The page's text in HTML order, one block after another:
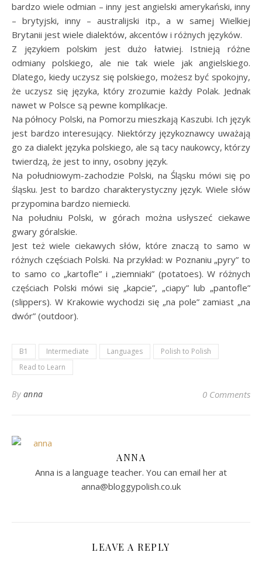
bardzo wiele odmian – inny jest angielski amerykański, inny
– brytyjski, inny – australijski itp., a w samej Wielkiej
Brytanii jest wiele dialektów, akcentów i różnych języków.
Z językiem polskim jest dużo łatwiej. Istnieją różne
odmiany polskiego, ale nie tak wiele jak angielskiego.
Dlatego, kiedy uczysz się polskiego, możesz być spokojny,
że uczysz się języka, który zrozumie każdy Polak. Jednak
nawet w Polsce są pewne komplikacje.
Na północy Polski, na Pomorzu mieszkają Kaszubi. Ich język
jest bardzo interesujący. Niektórzy językoznawcy uważają
go za dialekt języka polskiego, ale są tacy naukowcy, którzy
twierdzą, że jest to inny, osobny język.
Na południowym-zachodzie Polski, na Śląsku mówi się po
śląsku. Jest to bardzo charakterystyczny język. Wiele słów
przypomina bardzo niemiecki.
Na południu Polski, w górach można usłyszeć ciekawe
gwary góralskie.
Jest też wiele ciekawych słów, które znaczą to samo w
różnych częściach Polski. Na przykład: w Poznaniu „pyry” to
to samo co „kartofle” i „ziemniaki” (potatoes). W różnych
częściach Polski mówi się „kapcie”, „ciapy” lub „pantofle”
(slippers). W Krakowie wychodzi się „na pole” zamiast „na
dwór” (outdoor).
B1 Intermediate Languages
Polish to Polish
Read to Learn
By anna 0 Comments
ANNA
Anna is a language teacher. You can email her at
anna@bloggypolish.co.uk
LEAVE A REPLY